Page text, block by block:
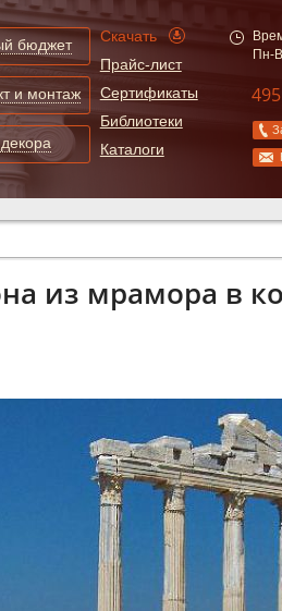
бюджет
и монтаж
Скачать
Прайс-лист
Сертификаты
Библиотеки
Каталоги
Пн-
из мрамора в